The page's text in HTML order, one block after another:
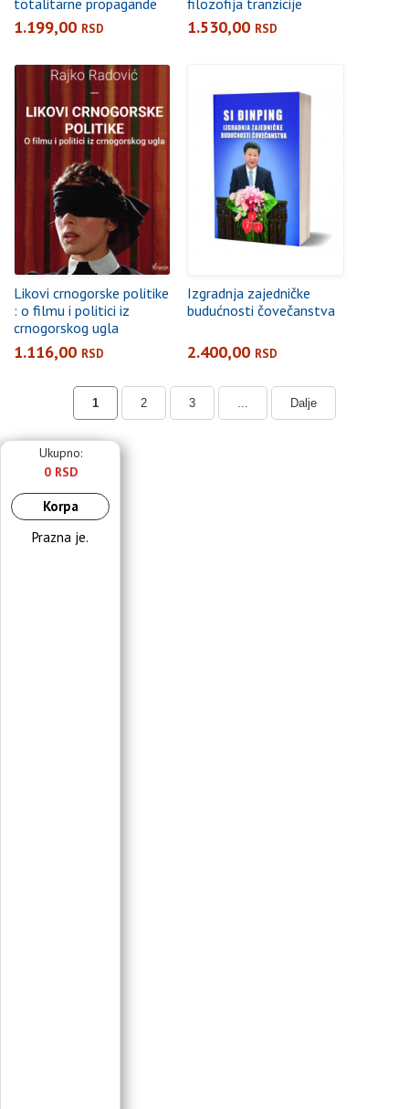
1.199,00 RSD 1.530,00 RSD
Likovi crnogorske politike
: o filmu i politici iz
crnogorskog ugla
1.116,00 RSD
Izgradnja zajedničke
budućnosti čovečanstva
2.400,00 RSD
1 2 3 Dalje
Ukupno:
0 RSD
Korpa
Prazna je.